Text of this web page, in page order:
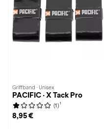
Griffband · Unisex
PACIFIC · X Tack Pro
(1) 1
8,95 €